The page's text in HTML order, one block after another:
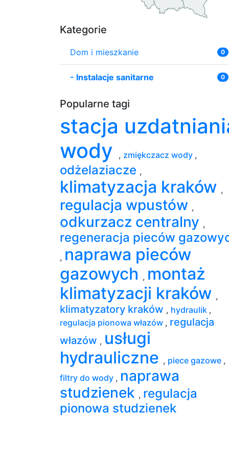
Kategorie
Dom i mieszkanie 0
- Instalacje sanitarne 0
Popularne tagi
stacja
wody
, zmiękczacz wody ,
odżelaziacze ,
klimatyzacja kraków ,
regulacja wpustów ,
odkurzacz centralny ,
regeneracja pieców
, naprawa pieców
gazowych , montaż
klimatyzacji kraków ,
klimatyzatory kraków , hydraulik ,
regulacja pionowa włazów , regulacja
włazów , usługi
hydrauliczne , piece gazowe ,
filtry do wody , naprawa
studzienek , regulacja
pionowa studzienek